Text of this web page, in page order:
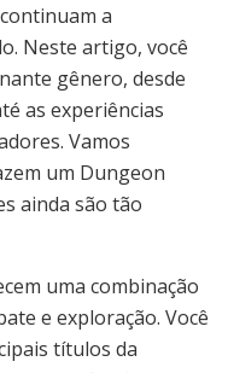
a
Neste artigo, você
gênero, desde
as experiências
Vamos
um Dungeon
ainda são tão
uma combinação
e exploração. Você
títulos da